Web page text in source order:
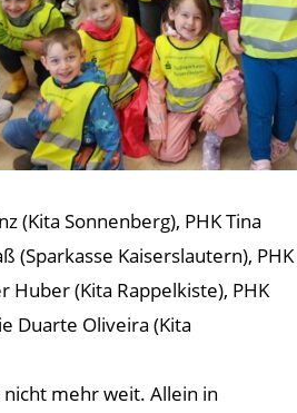
(Kita Sonnenberg), PHK Tina
(Sparkasse Kaiserslautern), PHK
Huber (Kita Rappelkiste), PHK
Duarte Oliveira (Kita
mehr weit. Allein in